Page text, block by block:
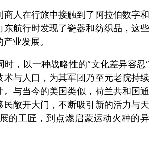
人在行旅中接触到了阿拉伯数字和
航行时发现了瓷器和纺织品，这些
业发展。
，以一种战略性的“文化差异容忍”
与人口，为其军团乃至元老院持续
与当今的美国类似，荷兰共和国通
敞开大门，不断吸引新的活力与天
的工匠，到点燃启蒙运动火种的异